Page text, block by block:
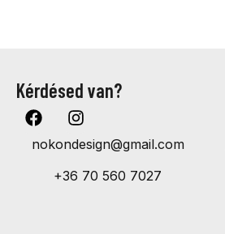
Kérdésed van?
nokondesign@gmail.com
+36 70 560 7027